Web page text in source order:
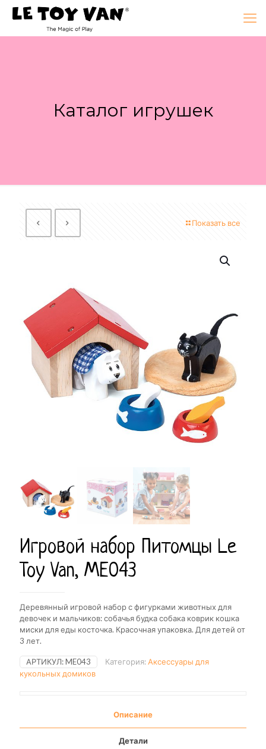
Каталог игрушек
Показать все
Игровой набор Питомцы Le
Toy Van, ME043
Деревянный игровой набор с фигурками животных для
девочек и мальчиков: собачья будка собака коврик кошка
миски для еды косточка. Красочная упаковка. Для детей от
3 лет.
АРТИКУЛ:ME043 Категория:Аксессуары для
кукольных домиков
Описание
Детали